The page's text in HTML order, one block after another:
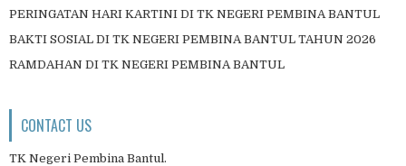
PERINGATAN HARI KARTINI DI TK NEGERI PEMBINA BANTUL
BAKTI SOSIAL DI TK NEGERI PEMBINA BANTUL TAHUN 2026
RAMDAHAN DI TK NEGERI PEMBINA BANTUL
CONTACT US
TK Negeri Pembina Bantul.